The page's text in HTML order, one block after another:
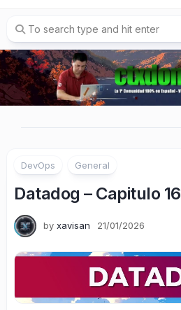
content
DevOps General
Datadog – Capitulo 16
by xavisan 21/01/2026